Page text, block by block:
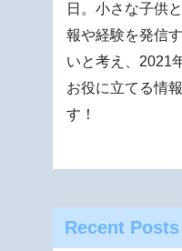
日。小さな子供
報や経験を発信
いと考え、2021
お役に立てる情
す！
Recent Posts